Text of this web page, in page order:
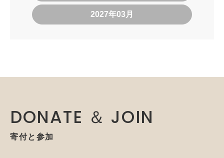
2027年03月
DONATE ＆ JOIN
寄付と参加